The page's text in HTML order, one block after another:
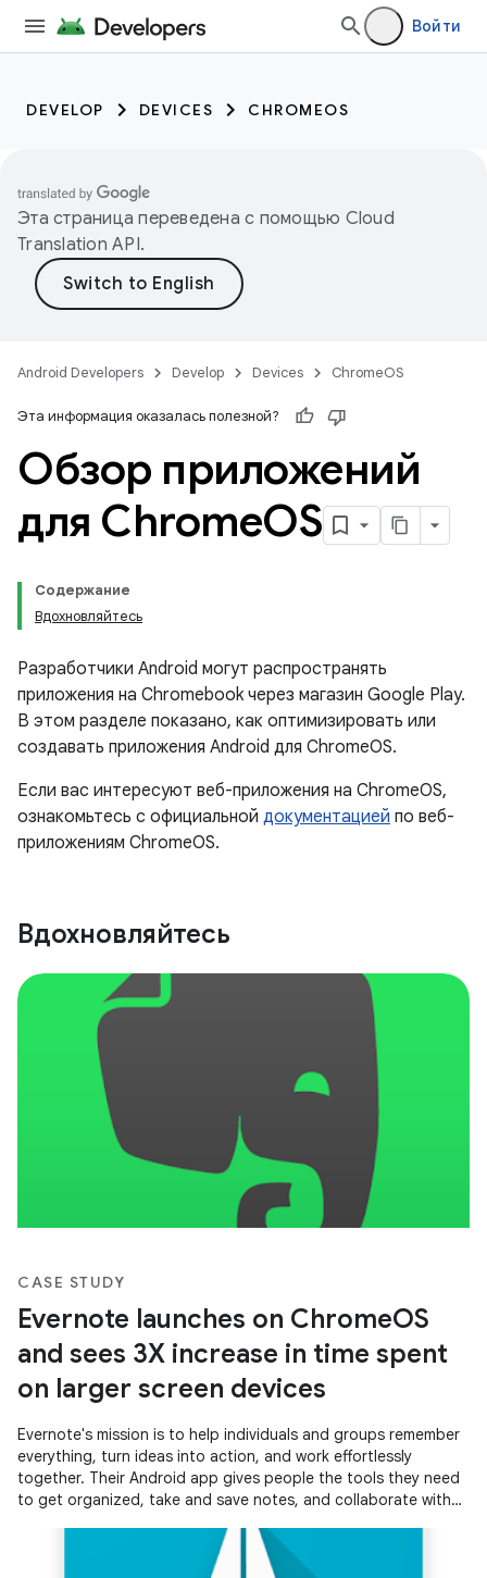
Войти
DEVELOP DEVICES CHROMEOS
Эта страница переведена с помощью Cloud
Translation API.
Android Developers Develop Devices ChromeOS
Эта информация оказалась полезной?
Обзор приложений
для ChromeOS
Содержание
Вдохновляйтесь
Разработчики Android могут распространять
приложения на Chromebook через магазин Google Play.
В этом разделе показано, как оптимизировать или
создавать приложения Android для ChromeOS.
Если вас интересуют веб-приложения на ChromeOS,
ознакомьтесь с официальной документацией по веб-
приложениям ChromeOS.
Вдохновляйтесь
CASE STUDY
Evernote launches on ChromeOS
and sees 3X increase in time spent
on larger screen devices
Evernote's mission is to help individuals and groups remember
everything, turn ideas into action, and work effortlessly
together. Their Android app gives people the tools they need
to get organized, take and save notes, and collaborate with